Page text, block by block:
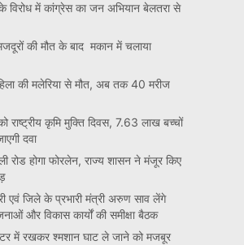
के विरोध में कांग्रेस का जन अभियान बेलतरा से
की मौत के बाद मकान में चलाया
की मलेरिया से मौत, अब तक 40 मरीज
राष्ट्रीय कृमि मुक्ति दिवस, 7.63 लाख बच्चों
दवा
रोड होगा फोरलेन, राज्य शासन ने मंजूर किए
एवं जिले के प्रभारी मंत्री अरुण साव लेंगे
और विकास कार्यों की समीक्षा बैठक
में रखकर श्मशान घाट ले जाने को मजबूर